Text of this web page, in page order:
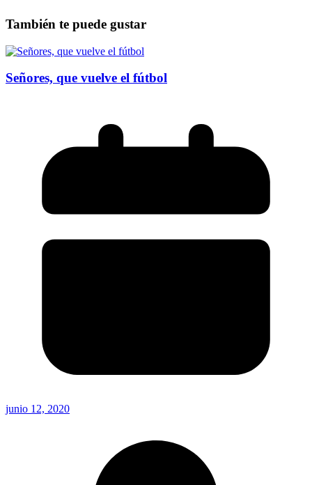
También te puede gustar
Señores, que vuelve el fútbol
junio 12, 2020